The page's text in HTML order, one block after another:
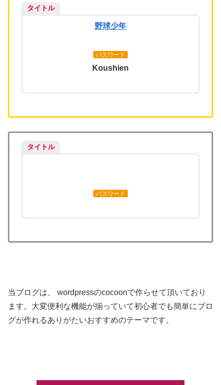
タイトル
野球少年
パスワード
Koushien
タイトル
パスワード
当ブログは、 wordpressのcocoonで作らせて頂いており
ます。大変便利な機能が揃っていて初心者でも簡単にブロ
グが作れるありがたいおすすめのテーマです。